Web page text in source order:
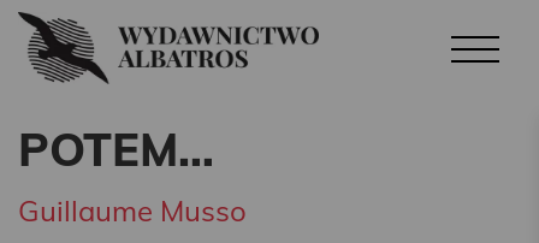
POTEM…
Guillaume Musso